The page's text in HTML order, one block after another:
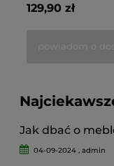
129,90 zł
Jak dbać o
04-09-2024 , admin